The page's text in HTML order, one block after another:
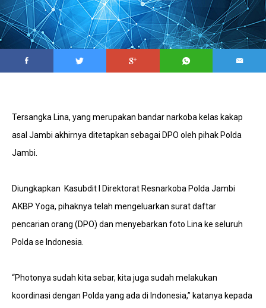
Tersangka Lina, yang merupakan bandar narkoba kelas kakap
asal Jambi akhirnya ditetapkan sebagai DPO oleh pihak Polda
Jambi.
Diungkapkan Kasubdit I Direktorat Resnarkoba Polda Jambi
AKBP Yoga, pihaknya telah mengeluarkan surat daftar
pencarian orang (DPO) dan menyebarkan foto Lina ke seluruh
Polda se Indonesia.
“Photonya sudah kita sebar, kita juga sudah melakukan
koordinasi dengan Polda yang ada di Indonesia,” katanya kepada